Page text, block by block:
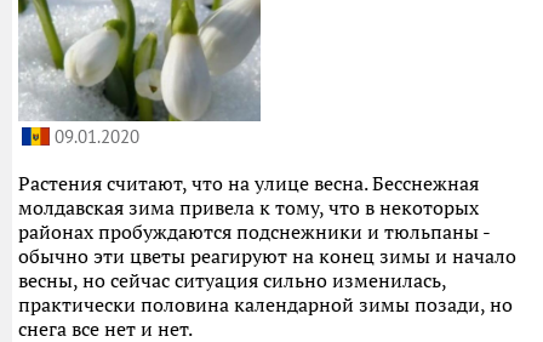
09.01.2020
Растения считают, что на улице весна. Бесснежная
молдавская зима привела к тому, что в некоторых
районах пробуждаются подснежники и тюльпаны -
обычно эти цветы реагируют на конец зимы и начало
весны, но сейчас ситуация сильно изменилась,
практически половина календарной зимы позади, но
снега все нет и нет.